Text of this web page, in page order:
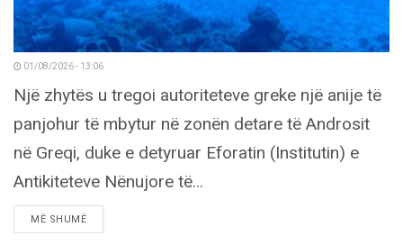
01/08/2026 - 13:06
Një zhytës u tregoi autoriteteve greke një anije të
panjohur të mbytur në zonën detare të Androsit
në Greqi, duke e detyruar Eforatin (Institutin) e
Antikiteteve Nënujore të...
MË SHUMËDETAILS